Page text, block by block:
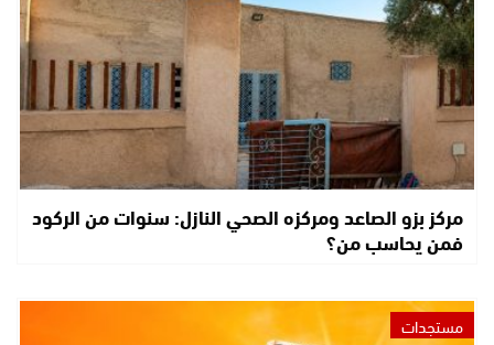
مركز بزو الصاعد ومركزه الصحي النازل: سنوات من الركود
فمن يحاسب من؟
مستجدات